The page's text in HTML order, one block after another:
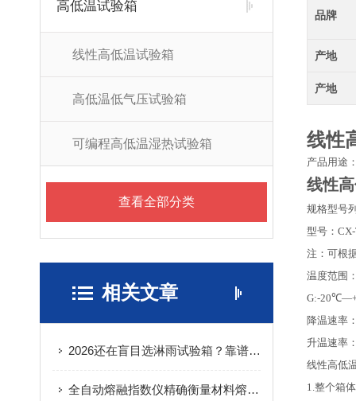
高低温试验箱
线性高低温试验箱
高低温低气压试验箱
可编程高低温湿热试验箱
查看全部分类
相关文章
2026还在盲目选淋雨试验箱？靠谱的品牌生产厂家已整理好
全自动熔融指数仪精确衡量材料熔融指数
品牌
产地
产地
线性
产品用途
线性
规格型号
型号：
注：可根
温度范围
G:-
降温速率
升温速率
线性高低
1.整个箱